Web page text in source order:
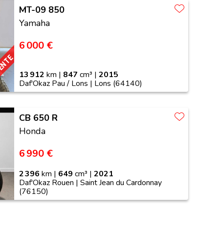
MT-09 850
Yamaha
6 000 €
13 912 km | 847 cm³ | 2015
Daf'Okaz Pau / Lons | Lons (64140)
CB 650 R
Honda
6 990 €
2 396 km | 649 cm³ | 2021
Daf'Okaz Rouen | Saint Jean du Cardonnay
(76150)